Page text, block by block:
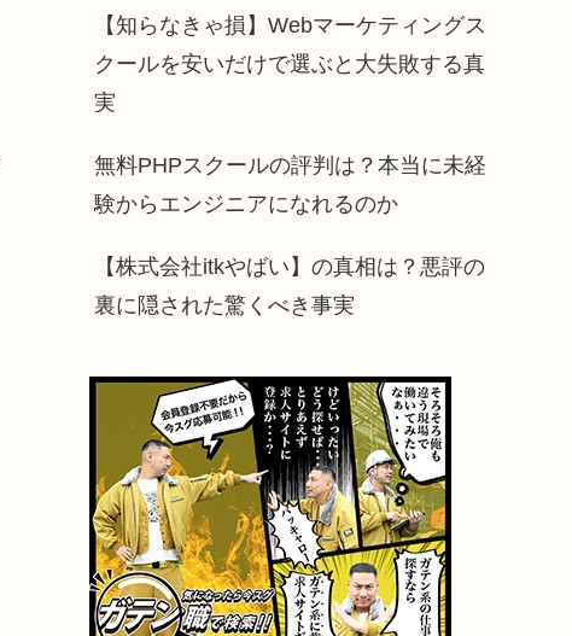
【知らなきゃ損】Webマーケティングス
クールを安いだけで選ぶと大失敗する真
実
無料PHPスクールの評判は？本当に未経
験からエンジニアになれるのか
【株式会社itkやばい】の真相は？悪評の
裏に隠された驚くべき事実